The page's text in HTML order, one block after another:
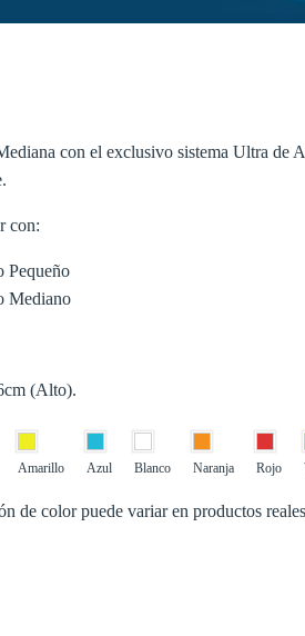
con el exclusivo sistema Ultra de
con:
Pequeño
Mediano
(Alto).
Amarillo Azul Blanco Naranja Rojo
de color puede variar en productos